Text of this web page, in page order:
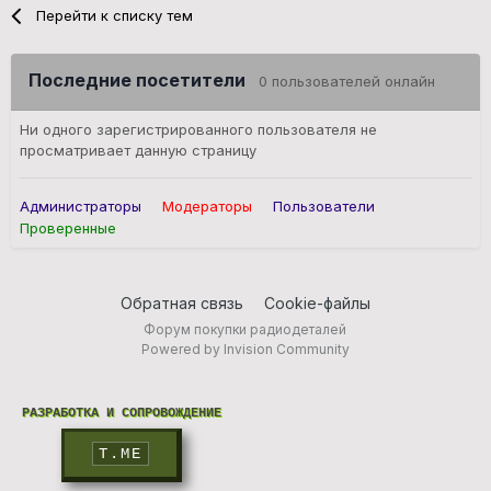
Перейти к списку тем
Последние посетители 0 пользователей онлайн
Ни одного зарегистрированного пользователя не
просматривает данную страницу
Администраторы Модераторы
Пользователи
Проверенные
Обратная связь Cookie-файлы
Форум покупки радиодеталей
Powered by Invision Community
РАЗРАБОТКА И СОПРОВОЖДЕНИЕ
T.ME